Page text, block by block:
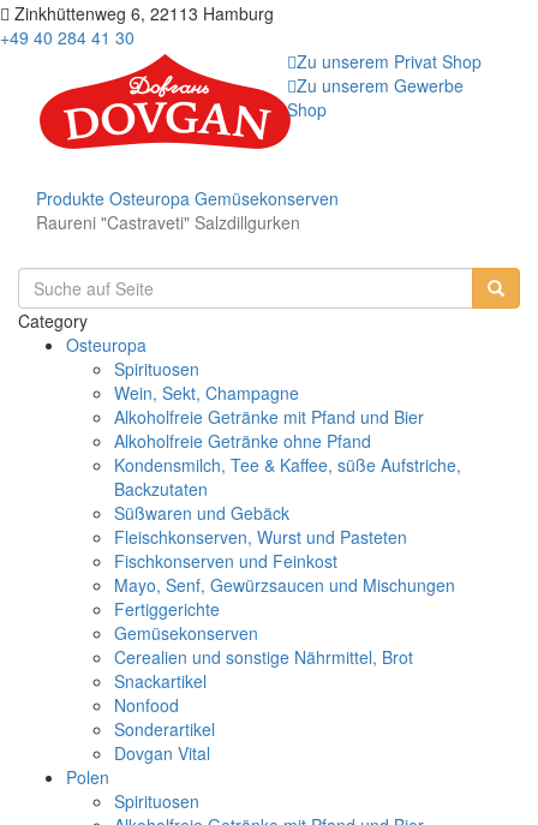
Zinkhüttenweg 6, 22113 Hamburg
+49 40 284 41 30
Zu unserem Privat Shop
Zu unserem Gewerbe
Shop
Produkte Osteuropa Gemüsekonserven
Raureni "Castraveti" Salzdillgurken
Category
Osteuropa
Spirituosen
Wein, Sekt, Champagne
Alkoholfreie Getränke mit Pfand und Bier
Alkoholfreie Getränke ohne Pfand
Kondensmilch, Tee & Kaffee, süße Aufstriche,
Backzutaten
Süßwaren und Gebäck
Fleischkonserven, Wurst und Pasteten
Fischkonserven und Feinkost
Mayo, Senf, Gewürzsaucen und Mischungen
Fertiggerichte
Gemüsekonserven
Cerealien und sonstige Nährmittel, Brot
Snackartikel
Nonfood
Sonderartikel
Dovgan Vital
Polen
Spirituosen